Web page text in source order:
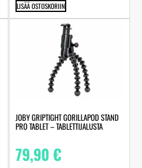
LISÄÄ OSTOSKORIIN
JOBY GRIPTIGHT GORILLAPOD STAND
PRO TABLET – TABLETTIJALUSTA
79,90€